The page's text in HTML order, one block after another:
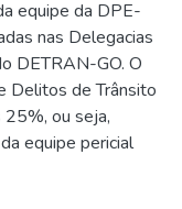
equipe da DPE-
nas Delegacias
DETRAN-GO. O
Delitos de Trânsito
25%, ou seja,
equipe pericial